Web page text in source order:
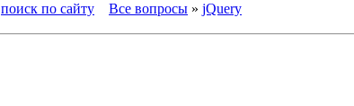
поиск по сайту Все вопросы » jQuery